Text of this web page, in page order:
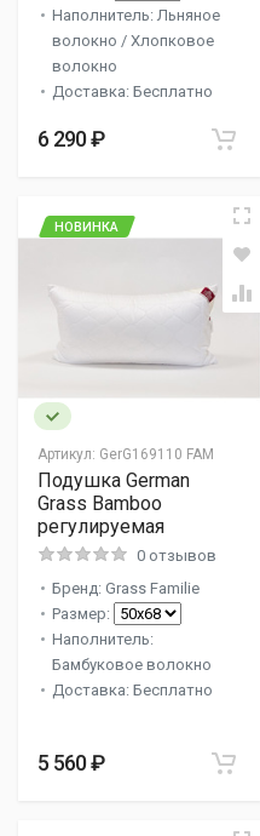
Наполнитель: Льняное
волокно / Хлопковое
волокно
Доставка: Бесплатно
6 290 ₽
Артикул: GerG169110 FAM
НОВИНКА
Подушка German
Grass Bamboo
регулируемая
0 отзывов
Бренд: Grass Familie
Размер:
Наполнитель:
Бамбуковое волокно
Доставка: Бесплатно
5 560 ₽